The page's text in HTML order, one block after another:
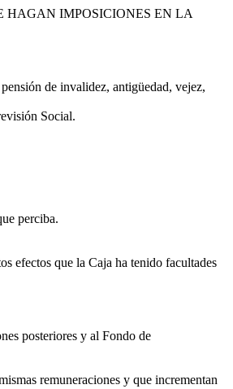
HAGAN IMPOSICIONES EN LA
de invalidez, antigüedad, vejez,
Social.
perciba.
efectos que la Caja ha tenido facultades
posteriores y al Fondo de
remuneraciones y que incrementan